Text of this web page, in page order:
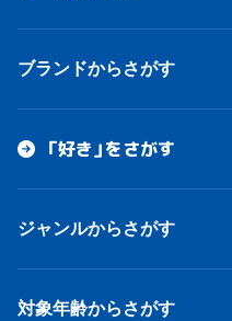
ブランドからさがす
「好き」をさがす
ジャンルからさがす
対象年齢からさがす